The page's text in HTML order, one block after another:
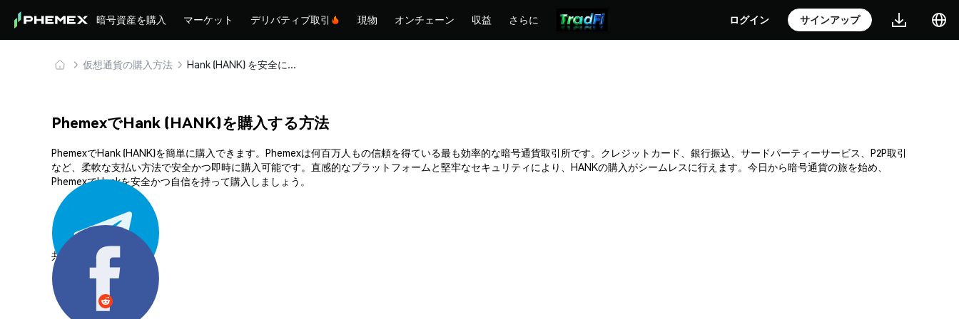
暗号資産を購入 マーケット デリバティブ取引 現物 オンチェーン 収益 さらに ログイン サインアップ
仮想通貨の購入方法 Hank (HANK) を安全に購入・保管
PhemexでHank (HANK)を購入する方法
PhemexでHank (HANK)を簡単に購入できます。Phemexは何百万人もの信頼を得ている最も効率的な暗号通貨取引所です。クレジットカード、銀行振込、サードパーティーサービス、P2P取引
など、柔軟な支払い方法で安全かつ即時に購入可能です。直感的なプラットフォームと堅牢なセキュリティにより、HANKの購入がシームレスに行えます。今日から暗号通貨の旅を始め、
PhemexでHankを安全かつ自信を持って購入しましょう。
共有する: